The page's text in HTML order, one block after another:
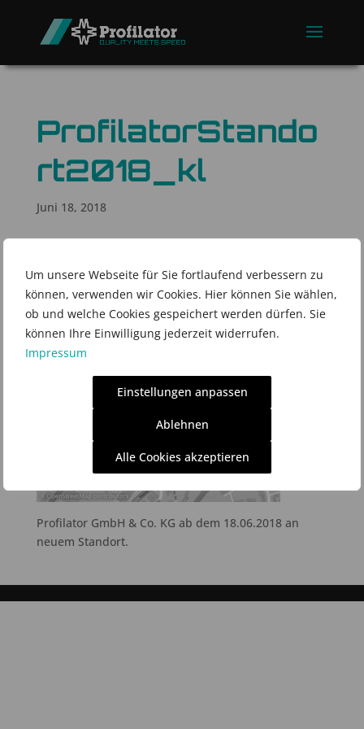
Um unsere Webseite für Sie fortlaufend verbessern zu
können, verwenden wir Cookies. Hier können Sie wählen,
ob und welche Cookies gespeichert werden dürfen. Sie
können Ihre Einwilligung jederzeit widerrufen.
Impressum
Einstellungen anpassen
Ablehnen
Alle Cookies akzeptieren
ProfilatorStando
rt2018_kl
Juni 18, 2018
Profilator GmbH & Co. KG ab dem 18.06.2018 an
neuem Standort.